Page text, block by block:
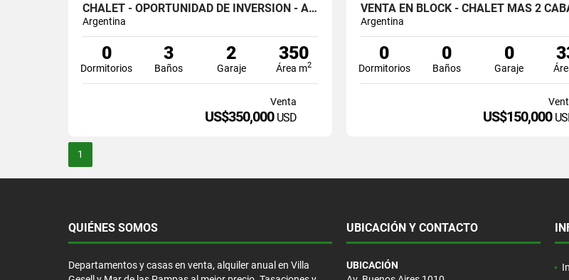
CHALET - OPORTUNIDAD DE INVERSIÓN - APTO CONSTRUCCIÓN DE EDIFICIOS
Argentina
0
Dormitorios
3
Baños
2
Garaje
350
Área m2
Venta
US$350,000 USD
Argentina
0
Dormitorios
0
Baños
0
Garaje
US$150,000
1
QUIÉNES SOMOS
Departamentos y casas en venta, alquiler anual en Villa
UBICACIÓN Y CONTACTO
UBICACIÓN